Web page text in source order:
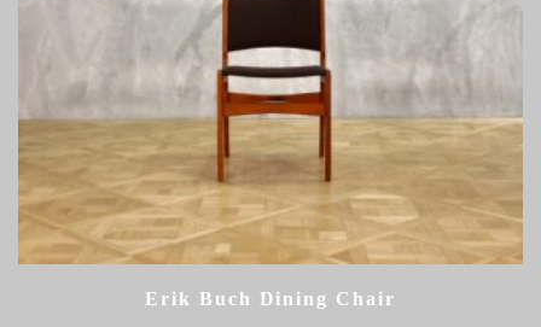
Erik Buch Dining Chair